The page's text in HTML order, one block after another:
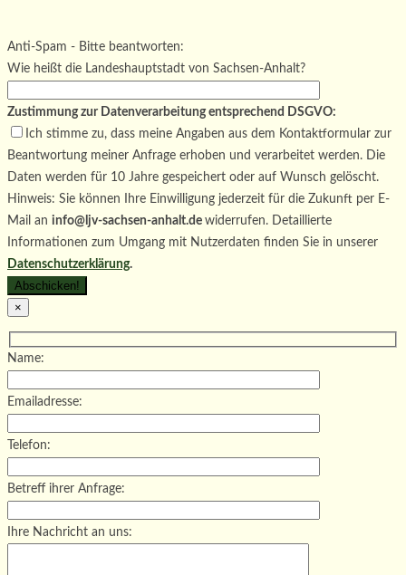
Bitte lasse dieses Feld leer.
Anti-Spam - Bitte beantworten:
Wie heißt die Landeshauptstadt von Sachsen-Anhalt?
Zustimmung zur Datenverarbeitung entsprechend DSGVO:
Ich stimme zu, dass meine Angaben aus dem Kontaktformular zur
Beantwortung meiner Anfrage erhoben und verarbeitet werden. Die
Daten werden für 10 Jahre gespeichert oder auf Wunsch gelöscht.
Hinweis: Sie können Ihre Einwilligung jederzeit für die Zukunft per E-
Mail an info@ljv-sachsen-anhalt.de widerrufen. Detaillierte
Informationen zum Umgang mit Nutzerdaten finden Sie in unserer
Datenschutzerklärung.
×
Name:
Emailadresse:
Telefon:
Betreff ihrer Anfrage:
Ihre Nachricht an uns: